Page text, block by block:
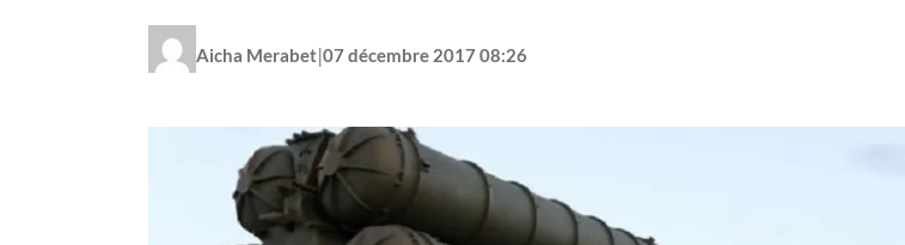
Aicha Merabet|07 décembre 2017 08:26